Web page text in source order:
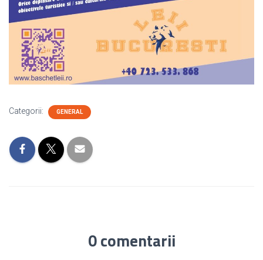
Categorii: GENERAL
0 comentarii